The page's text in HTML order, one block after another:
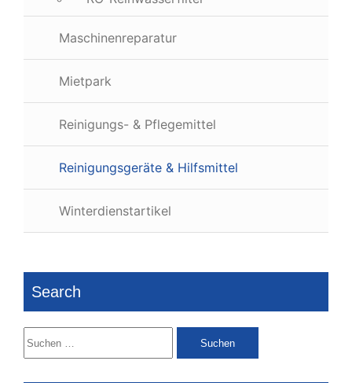
Maschinenreparatur
Mietpark
Reinigungs- & Pflegemittel
Reinigungsgeräte & Hilfsmittel
Winterdienstartikel
Search
Suchen
nach: